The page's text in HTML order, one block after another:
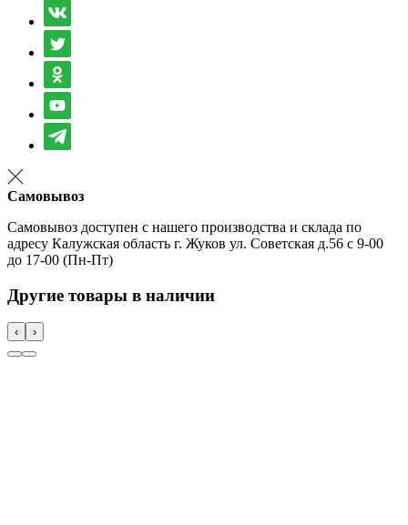
Самовывоз
Самовывоз доступен с нашего производства и склада по
адресу Калужская область г. Жуков ул. Советская д.56 с 9-00
до 17-00 (Пн-Пт)
Другие товары в наличии
‹ ›